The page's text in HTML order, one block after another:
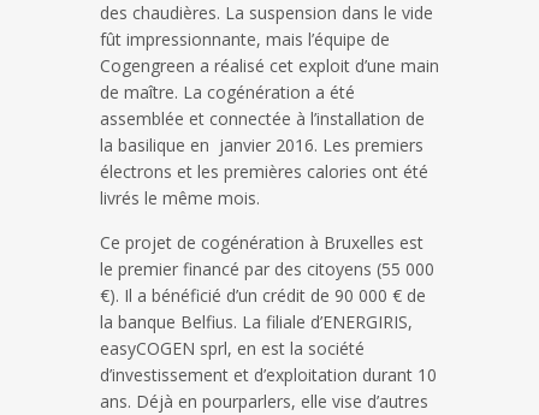
des chaudières. La suspension dans le vide
fût impressionnante, mais l’équipe de
Cogengreen a réalisé cet exploit d’une main
de maître. La cogénération a été
assemblée et connectée à l’installation de
la basilique en janvier 2016. Les premiers
électrons et les premières calories ont été
livrés le même mois.
Ce projet de cogénération à Bruxelles est
le premier financé par des citoyens (55 000
€). Il a bénéficié d’un crédit de 90 000 € de
la banque Belfius. La filiale d’ENERGIRIS,
easyCOGEN sprl, en est la société
d’investissement et d’exploitation durant 10
ans. Déjà en pourparlers, elle vise d’autres